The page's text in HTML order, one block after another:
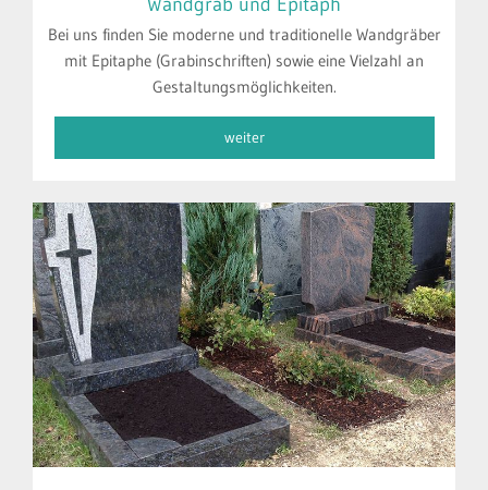
Bei uns finden Sie moderne und traditionelle Wandgräber
mit Epitaphe (Grabinschriften) sowie eine Vielzahl an
Gestaltungsmöglichkeiten.
weiter